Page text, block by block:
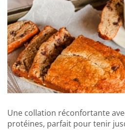
Une collation réconfortante
protéines, parfait pour tenir